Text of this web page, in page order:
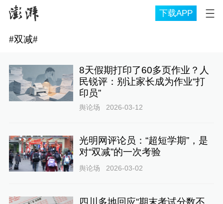
下载APP
#双减#
8天假期打印了60多页作业？人
民锐评：别让家长成为作业“打
印员”
舆论场 2026-03-12
光明网评论员：“超短学期”，是
对“双减”的一次考验
舆论场 2026-03-02
四川多地回应“期末考试分数不